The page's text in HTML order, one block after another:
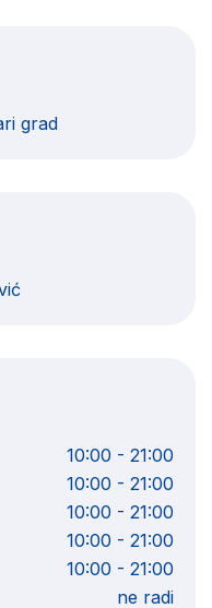
grad
10:00 - 21:00
10:00 - 21:00
10:00 - 21:00
10:00 - 21:00
10:00 - 21:00
ne radi